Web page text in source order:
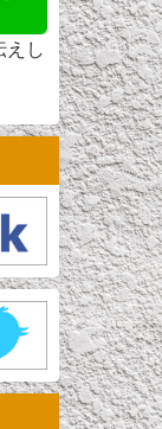
し